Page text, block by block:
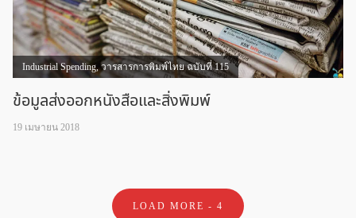
Industrial Spending วารสารการพิมพ์ไทย ฉบับที่ 115
ข้อมูลส่งออกหนังสือและสิ่งพิมพ์
19 เมษายน 2018
LOAD MORE - 4